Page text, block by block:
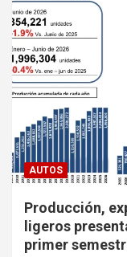
AUTOS
Producción,
ligeros
primer